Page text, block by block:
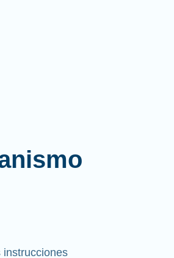
instrucciones